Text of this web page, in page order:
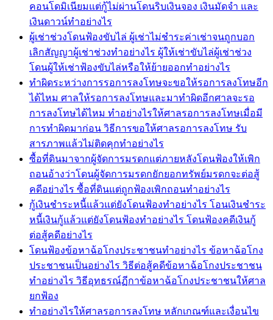
คอนโดมิเนียมแต่กู้ไม่ผ่านโดนริบเงินจอง เงินมัดจำ และ
เงินดาวน์ทำอย่างไร
ผู้เช่าช่วงโดนฟ้องขับไล่ ผู้เช่าไม่ชำระค่าเช่าจนถูกบอก
เลิกสัญญาผู้เช่าช่วงทำอย่างไร ผู้ให้เช่าขับไล่ผู้เช่าช่วง
โดนผู้ให้เช่าฟ้องขับไล่หรือให้ย้ายออกทำอย่างไร
ทำผิดระหว่างการรอการลงโทษจะขอให้รอการลงโทษอีก
ได้ไหม ศาลให้รอการลงโทษและมาทำผิดอีกศาลจะรอ
การลงโทษได้ไหม ทำอย่างไรให้ศาลรอการลงโทษเมื่อมี
การทำผิดมาก่อน วิธีการขอให้ศาลรอการลงโทษ รับ
สารภาพแล้วไม่ติดคุกทำอย่างไร
ซื้อที่ดินมาจากผู้จัดการมรดกแต่ภายหลังโดนฟ้องให้เพิก
ถอนอ้างว่าโดนผู้จัดการมรดกยักยอกทรัพย์มรดกจะต่อสู้
คดีอย่างไร ซื้อที่ดินแต่ถูกฟ้องเพิกถอนทำอย่างไร
กู้เงินชำระหนี้แล้วแต่ยังโดนฟ้องทำอย่างไร โอนเงินชำระ
หนี้เงินกู้แล้วแต่ยังโดนฟ้องทำอย่างไร โดนฟ้องคดีเงินกู้
ต่อสู้คดีอย่างไร
โดนฟ้องข้อหาฉ้อโกงประชาชนทำอย่างไร ข้อหาฉ้อโกง
ประชาชนเป็นอย่างไร วิธีต่อสู้คดีข้อหาฉ้อโกงประชาชน
ทำอย่างไร วิธีอุทธรณ์ฏีกาข้อหาฉ้อโกงประชาชนให้ศาล
ยกฟ้อง
ทำอย่างไรให้ศาลรอการลงโทษ หลักเกณฑ์และเงื่อนไข